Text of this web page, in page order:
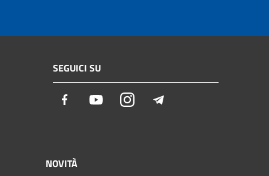
SEGUICI SU
Facebook YoutubeInstagram
NOVITÀ